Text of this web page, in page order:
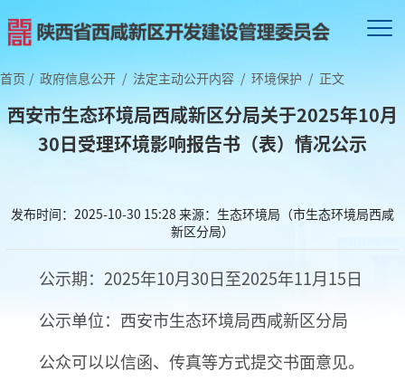
首页 / 政府信息公开 / 法定主动公开内容 / 环境保护 / 正文
西安市生态环境局西咸新区分局关于2025年10月
30日受理环境影响报告书（表）情况公示
发布时间：2025-10-30 15:28 来源：生态环境局（市生态环境局西咸
新区分局）
公示期：2025年10月30日至2025年11月15日
公示单位：西安市生态环境局西咸新区分局
公众可以以信函、传真等方式提交书面意见。